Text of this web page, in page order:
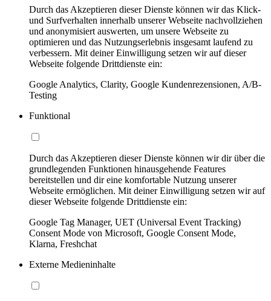
Durch das Akzeptieren dieser Dienste können wir das Klick-
und Surfverhalten innerhalb unserer Webseite nachvollziehen
und anonymisiert auswerten, um unsere Webseite zu
optimieren und das Nutzungserlebnis insgesamt laufend zu
verbessern. Mit deiner Einwilligung setzen wir auf dieser
Webseite folgende Drittdienste ein:
Google Analytics, Clarity, Google Kundenrezensionen, A/B-
Testing
Funktional
Durch das Akzeptieren dieser Dienste können wir dir über die
grundlegenden Funktionen hinausgehende Features
bereitstellen und dir eine komfortable Nutzung unserer
Webseite ermöglichen. Mit deiner Einwilligung setzen wir auf
dieser Webseite folgende Drittdienste ein:
Google Tag Manager, UET (Universal Event Tracking)
Consent Mode von Microsoft, Google Consent Mode,
Klarna, Freshchat
Externe Medieninhalte